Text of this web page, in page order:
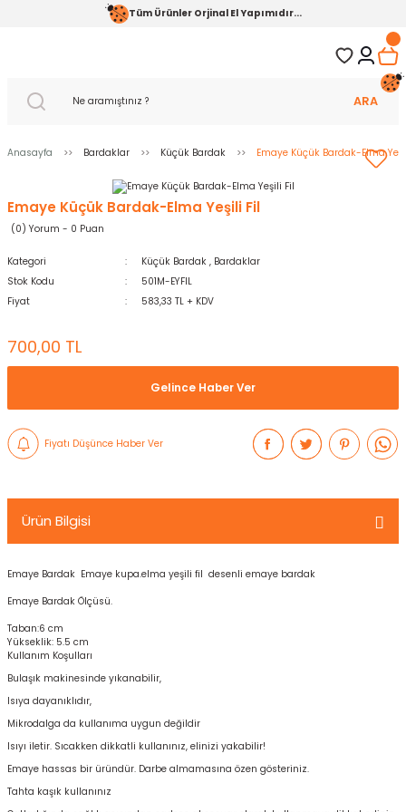
Tüm Ürünler Orjinal El Yapımıdır...
ARA
Anasayfa Bardaklar Küçük Bardak Emaye Küçük Bardak-Elma
Emaye Küçük Bardak-Elma Yeşili Fil
(0) Yorum - 0 Puan
Kategori Küçük Bardak , Bardaklar
Stok Kodu
501M-EYFIL
Fiyat
583,33 TL + KDV
700,00 TL
Gelince Haber Ver
Fiyatı Düşünce Haber Ver
Ürün Bilgisi
Emaye Bardak Emaye kupa.elma yeşili fil desenli emaye bardak
Emaye Bardak Ölçüsü.
Taban:6 cm
Yükseklik: 5.5 cm
Kullanım Koşulları
Bulaşık makinesinde yıkanabilir,
Isıya dayanıklıdır,
Mikrodalga da kullanıma uygun değildir
Isıyı iletir. Sıcakken dikkatli kullanınız, elinizi yakabilir!
Emaye hassas bir üründür. Darbe almamasına özen gösteriniz.
Tahta kaşık kullanınız